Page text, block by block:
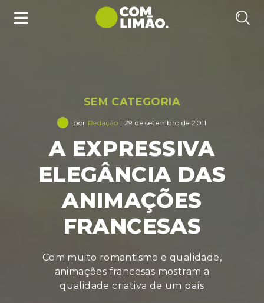
SEM CATEGORIA
por Redação | 29 de setembro de 2011
A EXPRESSIVA
ELEGÂNCIA DAS
ANIMAÇÕES
FRANCESAS
Com muito romantismo e qualidade,
animações francesas mostram a
qualidade criativa de um país